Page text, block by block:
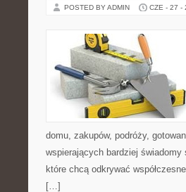
POSTED BY ADMIN CZE - 27 -
domu, zakupów, podróży,
wspierających bardziej
które chcą odkrywać
[…]